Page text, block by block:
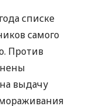
списке
самого
Против
выдачу